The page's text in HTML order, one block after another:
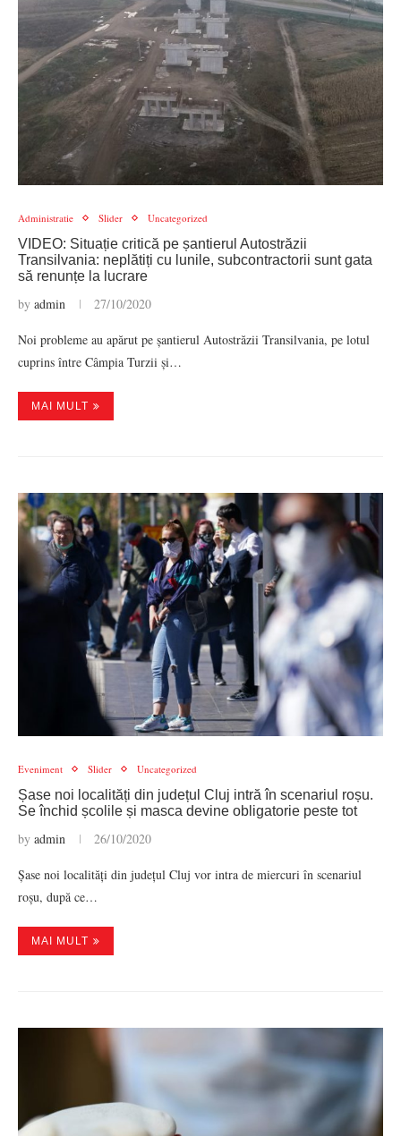
Administratie Slider Uncategorized
VIDEO: Situație critică pe șantierul Autostrăzii
Transilvania: neplătiți cu lunile, subcontractorii sunt gata
să renunțe la lucrare
by admin 27/10/2020
Noi probleme au apărut pe șantierul Autostrăzii Transilvania, pe lotul
cuprins între Câmpia Turzii și…
MAI MULT
Eveniment Slider Uncategorized
Șase noi localități din județul Cluj intră în scenariul roșu.
Se închid școlile și masca devine obligatorie peste tot
by admin 26/10/2020
Șase noi localități din județul Cluj vor intra de miercuri în scenariul
roșu, după ce…
MAI MULT